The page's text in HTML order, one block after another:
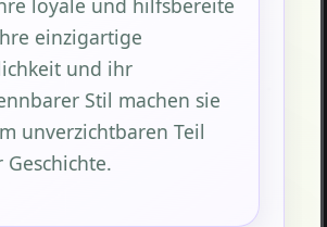
loyale und hilfsbereite
einzigartige
und ihr
Stil machen sie
unverzichtbaren Teil
Geschichte.